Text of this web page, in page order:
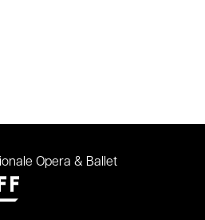
Opera & Ballet